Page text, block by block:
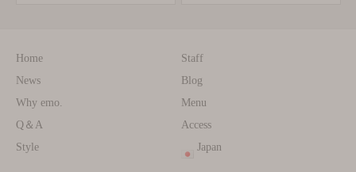
Home
News
Why emo.
Q＆A
Style
Staff
Blog
Menu
Access
Japan